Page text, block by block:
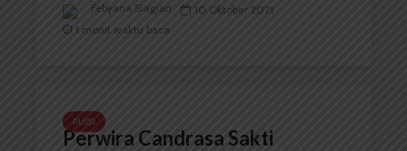
Febyana Siagian
10 Oktober 2021
1 menit waktu baca
PUISI
Perwira Candrasa Sakti